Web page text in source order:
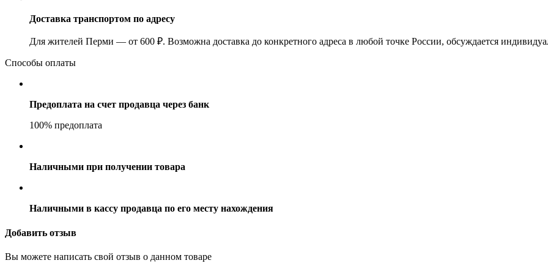
Доставка транспортом по адресу
Для жителей Перми — от 600 ₽. Возможна доставка до конкретного адреса в любой точке России, обсуждается
Способы оплаты
Предоплата на счет продавца через банк
100% предоплата
Наличными при получении товара
Наличными в кассу продавца по его месту нахождения
Добавить отзыв
Вы можете написать свой отзыв о данном товаре